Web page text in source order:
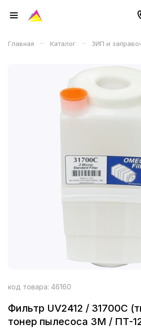
Главная – Каталог – ЗИП и
код товара: 46160
Фильтр UV2412 / 31700C
тонер пылесосa 3M / ПТ-